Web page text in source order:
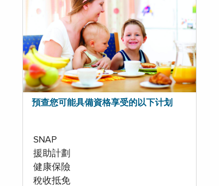
預查您可能具備資格享受的以下计划
SNAP
援助計劃
健康保險
稅收抵免